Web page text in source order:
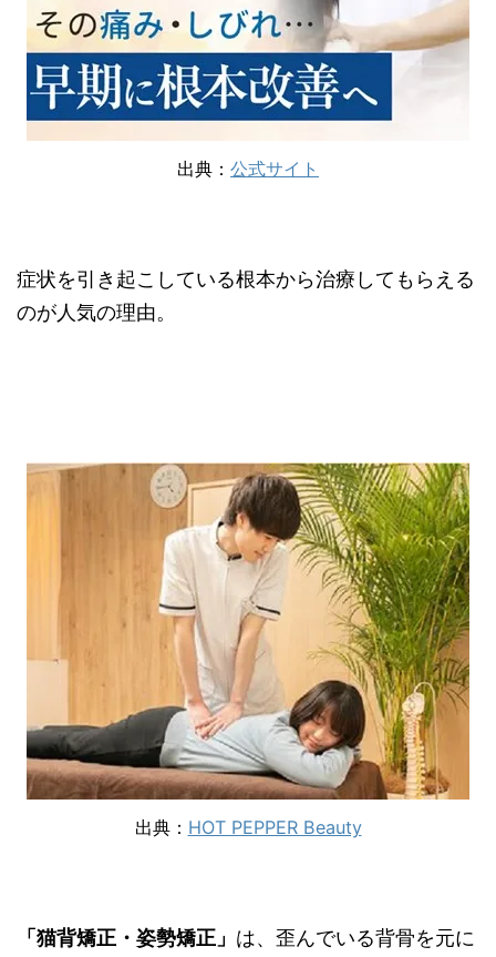
出典： 公式サイト
症状を引き起こしている根本から治療してもらえる
のが人気の理由。
出典： HOT PEPPER Beauty
「猫背矯正・姿勢矯正」 は、歪んでいる背骨を元に